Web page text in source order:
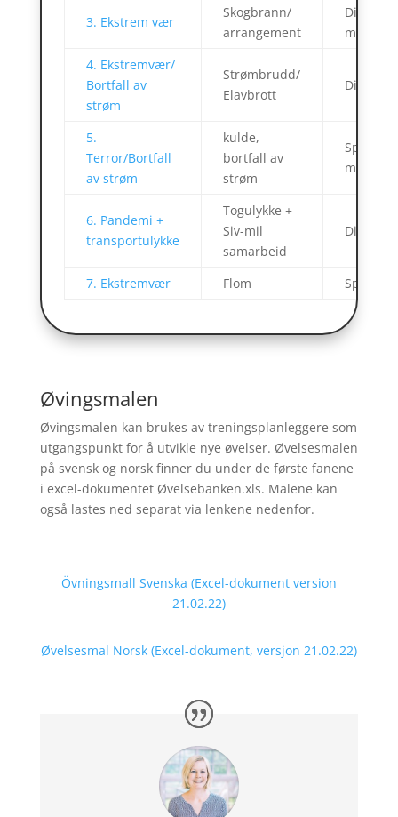
3. Ekstrem vær
Skogbrann/
arrangement
m/
4. Ekstremvær/
Bortfall av
strøm
Strømbrudd/
Elavbrott
5.
Terror/Bortfall
av strøm
kulde,
bortfall av
strøm
Spill-/
m/
6. Pandemi +
transportulykke
Togulykke +
Siv-mil
samarbeid
7. Ekstremvær Flom Spill-/
Øvingsmalen
Øvingsmalen kan brukes av treningsplanleggere som
utgangspunkt for å utvikle nye øvelser. Øvelsesmalen
på svensk og norsk finner du under de første fanene
i excel-dokumentet Øvelsebanken.xls. Malene kan
også lastes ned separat via lenkene nedenfor.
Övningsmall Svenska (Excel-dokument version
21.02.22)
Øvelsesmal Norsk (Excel-dokument, versjon 21.02.22)